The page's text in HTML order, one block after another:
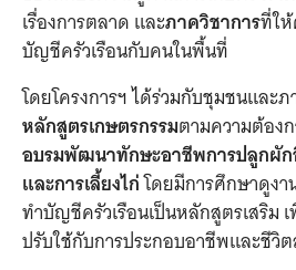
เรื่องการตลาด และภาควิชาการที่ใ
บัญชีครัวเรือนกับคนในพื้นที่
โดยโครงการฯ ได้ร่วมกับชุมชนและ
หลักสูตรเกษตรกรรมตามความต้อง
อบรมพัฒนาทักษะอาชีพการปลูกผัก
และการเลี้ยงไก่โดยมีการศึกษาดูง
ทำบัญชีครัวเรือนเป็นหลักสูตรเสริม
ปรับใช้กับการประกอบอาชีพและชีวิ